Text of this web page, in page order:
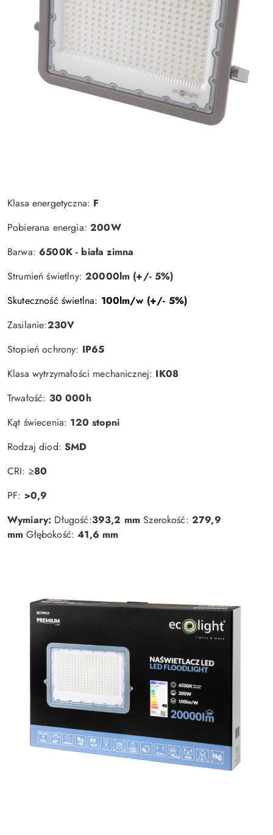
Klasa energetyczna: F
Pobierana energia:200W
Barwa:6500K - biała zimna
Strumień świetlny:20000lm (+/- 5%)
Skuteczność świetlna: 100lm/w (+/- 5%)
Zasilanie:230V
Stopień ochrony: IP65
Klasa wytrzymałości mechanicznej: IK08
Trwałość: 30 000h
Kąt świecenia: 120 stopni
Rodzaj diod:SMD
CRI: ≥80
PF: >0,9
Wymiary: Długość:393,2 mmSzerokość: 279,9
mmGłębokość:41,6 mm